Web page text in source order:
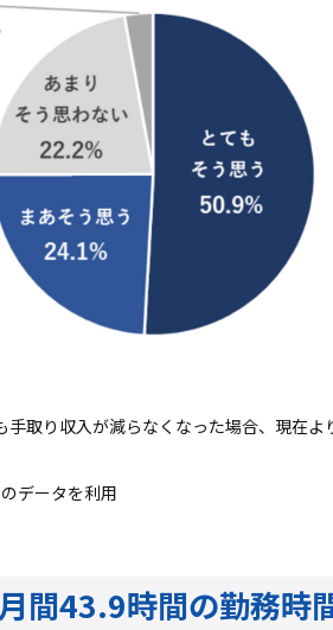
取り収入が減らなくなった場合、現在
データを利用
間43.9時間の勤務時